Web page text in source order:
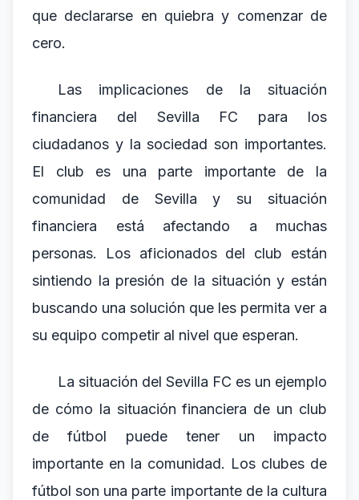
que declararse en quiebra y comenzar de
cero.
Las implicaciones de la situación
financiera del Sevilla FC para los
ciudadanos y la sociedad son importantes.
El club es una parte importante de la
comunidad de Sevilla y su situación
financiera está afectando a muchas
personas. Los aficionados del club están
sintiendo la presión de la situación y están
buscando una solución que les permita ver a
su equipo competir al nivel que esperan.
La situación del Sevilla FC es un ejemplo
de cómo la situación financiera de un club
de fútbol puede tener un impacto
importante en la comunidad. Los clubes de
fútbol son una parte importante de la cultura